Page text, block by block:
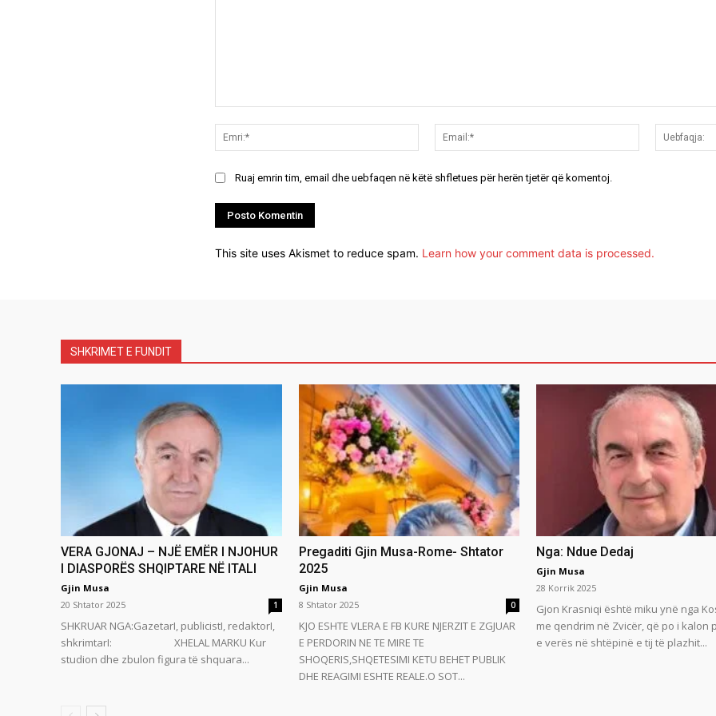
Emri:*
Email:*
Ruaj emrin tim, email dhe uebfaqen në këtë shfletues për herën tjetër që komentoj.
This site uses Akismet to reduce spam. Learn how your comment data is processed.
SHKRIMET E FUNDIT
VERA GJONAJ – NJË EMËR I NJOHUR
I DIASPORËS SHQIPTARE NË ITALI
Gjin Musa
20 Shtator 2025
1
SHKRUAR NGA:GazetarI, publicistI, redaktorI,
shkrimtarI: XHELAL MARKU Kur
studion dhe zbulon figura të shquara...
Pregaditi Gjin Musa-Rome- Shtator
2025
Gjin Musa
8 Shtator 2025
0
KJO ESHTE VLERA E FB KURE NJERZIT E ZGJUAR
E PERDORIN NE TE MIRE TE
SHOQERIS,SHQETESIMI KETU BEHET PUBLIK
DHE REAGIMI ESHTE REALE.O SOT...
Nga: Ndue Dedaj
Gjin Musa
28 Korrik 2025
Gjon Krasniqi është miku ynë nga
me qendrim në Zvicër, që po i kalon
e verës në shtëpinë e tij të plazhit...